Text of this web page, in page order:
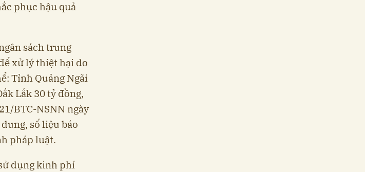
phục hậu quả
sách trung
xử lý thiệt hại do
Tỉnh Quảng Ngãi
Lắk 30 tỷ đồng,
BTC-NSNN ngày
số liệu báo
pháp luật.
dụng kinh phí